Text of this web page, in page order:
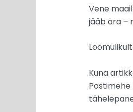
Vene
jääb ära –
Kuna